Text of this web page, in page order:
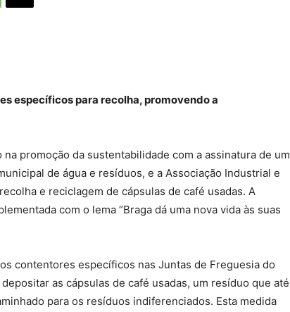
específicos para recolha, promovendo a
promoção da sustentabilidade com a assinatura de um
de água e resíduos, e a Associação Industrial e
e reciclagem de cápsulas de café usadas. A
com o lema “Braga dá uma nova vida às suas
contentores específicos nas Juntas de Freguesia do
as cápsulas de café usadas, um resíduo que até
para os resíduos indiferenciados. Esta medida